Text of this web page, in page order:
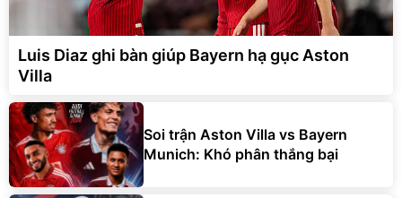
Luis Diaz ghi bàn giúp Bayern hạ gục Aston
Villa
Soi trận Aston Villa vs Bayern
Munich: Khó phân thắng bại